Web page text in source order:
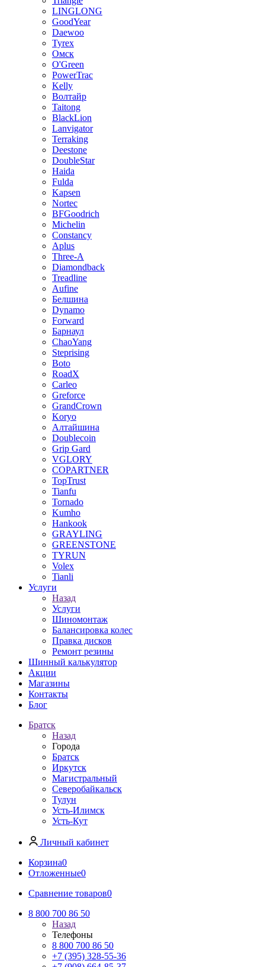
LINGLONG
GoodYear
Daewoo
Tyrex
Омск
O'Green
PowerTrac
Kelly
Волтайр
Taitong
BlackLion
Lanvigator
Terraking
Deestone
DoubleStar
Haida
Fulda
Kapsen
Nortec
BFGoodrich
Michelin
Constancy
Aplus
Three-A
Diamondback
Treadline
Aufine
Белшина
Dynamo
Forward
Барнаул
ChaoYang
Steprising
Boto
RoadX
Carleo
Greforce
GrandCrown
Koryo
Алтайшина
Doublecoin
Grip Gard
VGLORY
COPARTNER
TopTrust
Tianfu
Tornado
Kumho
Hankook
GRAYLING
GREENSTONE
TYRUN
Volex
Tianli
Услуги
Назад
Услуги
Шиномонтаж
Балансировка колес
Правка дисков
Ремонт резины
Шинный калькулятор
Акции
Магазины
Контакты
Блог
Братск
Назад
Города
Братск
Иркутск
Магистральный
Северобайкальск
Тулун
Усть-Илимск
Усть-Кут
Личный кабинет
Корзина0
Отложенные0
Сравнение товаров0
8 800 700 86 50
Назад
Телефоны
8 800 700 86 50
+7 (395) 328-55-36